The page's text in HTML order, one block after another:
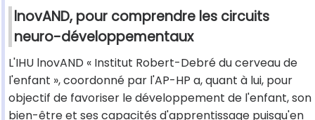
lnovAND, pour comprendre les circuits
neuro-développementaux
L'IHU lnovAND « Institut Robert-Debré du cerveau de
l'enfant », coordonné par l'AP-HP a, quant à lui, pour
objectif de favoriser le développement de l'enfant, son
bien-être et ses capacités d'apprentissage puisqu'en